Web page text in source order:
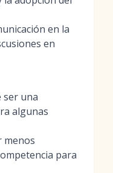
en la
en
ser una
algunas
menos
para